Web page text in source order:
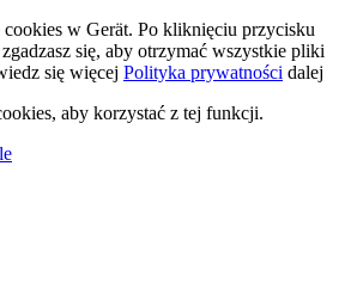
w Gerät. Po kliknięciu przycisku
się, aby otrzymać wszystkie pliki
się więcej Polityka prywatności dalej
aby korzystać z tej funkcji.